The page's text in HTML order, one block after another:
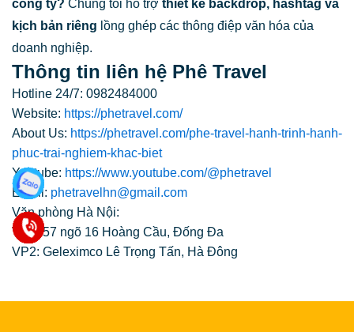
công ty? Chúng tôi hỗ trợ thiết kế backdrop, hashtag và
kịch bản riêng lồng ghép các thông điệp văn hóa của
doanh nghiệp.
Thông tin liên hệ Phê Travel
Hotline 24/7: 0982484000
Website: https://phetravel.com/
About Us: https://phetravel.com/phe-travel-hanh-trinh-hanh-
phuc-trai-nghiem-khac-biet
Youtube: https://www.youtube.com/@phetravel
Email: phetravelhn@gmail.com
Văn phòng Hà Nội:
VP1: 57 ngõ 16 Hoàng Cầu, Đống Đa
VP2: Geleximco Lê Trọng Tấn, Hà Đông